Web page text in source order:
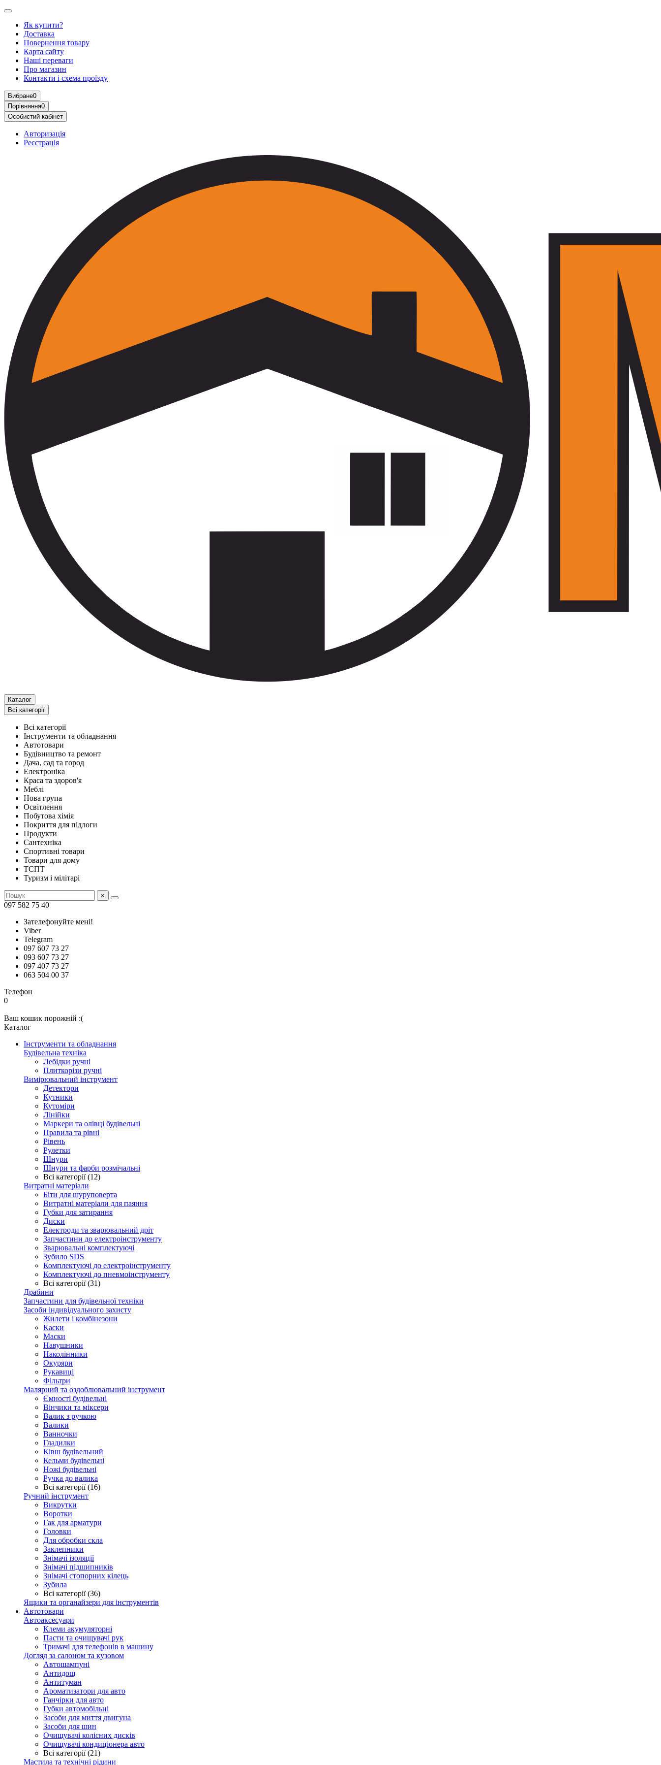
Як купити?
Доставка
Повернення товару
Карта сайту
Наші переваги
Про магазин
Контакти і схема проїзду
Вибране0
Порівняння0
Особистий кабінет
Авторизація
Реєстрація
Каталог
Всі категорії
Всі категорії
Інструменти та обладнання
Автотовари
Будівництво та ремонт
Дача, сад та город
Електроніка
Краса та здоров'я
Меблі
Нова група
Освітлення
Побутова хімія
Покриття для підлоги
Продукти
Сантехніка
Спортивні товари
Товари для дому
ТСПТ
Туризм і мілітарі
×
097 582 75 40
Зателефонуйте мені!
Viber
Telegram
097 607 73 27
093 607 73 27
097 407 73 27
063 504 00 37
Телефон
0
Ваш кошик порожній :(
Каталог
Інструменти та обладнання
Будівельна техніка
Лебідки ручні
Плиткорізи ручні
Вимірювальний інструмент
Детектори
Кутники
Кутоміри
Лінійки
Маркери та олівці будівельні
Правила та рівні
Рівень
Рулетки
Шнури
Шнури та фарби розмічальні
Всі категорії (12)
Витратні матеріали
Біти для шуруповерта
Витратні матеріали для паяння
Губки для затирання
Диски
Електроди та зварювальний дріт
Запчастини до електроінструменту
Зварювальні комплектуючі
Зубило SDS
Комплектуючі до електроінструменту
Комплектуючі до пневмоінструменту
Всі категорії (31)
Драбини
Запчастини для будівельної техніки
Засоби індивідуального захисту
Жилети і комбінезони
Каски
Маски
Навушники
Наколінники
Окуряри
Рукавиці
Фільтри
Малярний та оздоблювальний інструмент
Ємності будівельні
Вінчики та міксери
Валик з ручкою
Валики
Ванночки
Гладилки
Ківш будівельний
Кельми будівельні
Ножі будівельні
Ручка до валика
Всі категорії (16)
Ручний інструмент
Викрутки
Воротки
Гак для арматури
Головки
Для обробки скла
Заклепники
Знімачі ізоляції
Знімачі підшипників
Знімачі стопорних кілець
Зубила
Всі категорії (36)
Ящики та органайзери для інструментів
Автотовари
Автоаксесуари
Клеми акумуляторні
Пасти та очищувачі рук
Тримачі для телефонів в машину
Догляд за салоном та кузовом
Автошампуні
Антидощ
Антитуман
Ароматизатори для авто
Ганчірки для авто
Губки автомобільні
Засоби для миття двигуна
Засоби для шин
Очищувачі колісних дисків
Очищувачі кондиціонера авто
Всі категорії (21)
Мастила та технічні рідини